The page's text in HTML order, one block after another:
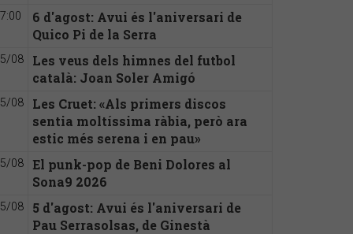
6 d'agost: Avui és l'aniversari de
Quico Pi de la Serra
08
Les veus dels himnes del futbol
català: Joan Soler Amigó
08
Les Cruet: «Als primers discos
sentia moltíssima ràbia, però ara
estic més serena i en pau»
08
El punk-pop de Beni Dolores al
Sona9 2026
08
5 d'agost: Avui és l'aniversari de
Pau Serrasolsas, de Ginestà